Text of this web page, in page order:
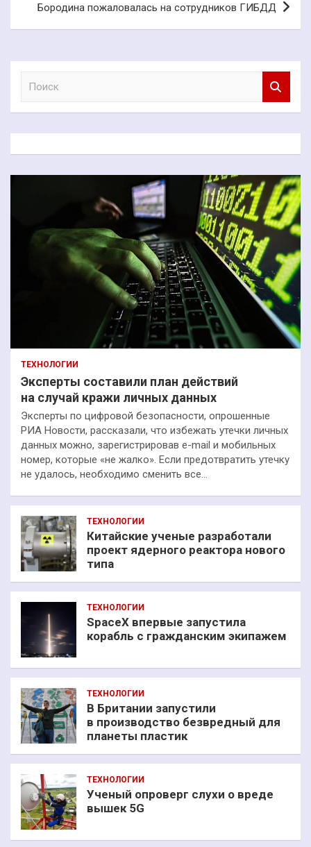
Бородина пожаловалась на сотрудников ГИБДД
к
ТЕХНОЛОГИИ
Эксперты составили план действий
на случай кражи личных данных
Эксперты по цифровой безопасности, опрошенные
РИА Новости, рассказали, что избежать утечки личных
данных можно, зарегистрировав e-mail и мобильных
номер, которые «не жалко». Если предотвратить утечку
не удалось, необходимо сменить все…
ТЕХНОЛОГИИ
Китайские ученые разработали
проект ядерного реактора нового
типа
ТЕХНОЛОГИИ
SpaceX впервые запустила
корабль с гражданским экипажем
ТЕХНОЛОГИИ
В Британии запустили
в производство безвредный для
планеты пластик
ТЕХНОЛОГИИ
Ученый опроверг слухи о вреде
вышек 5G